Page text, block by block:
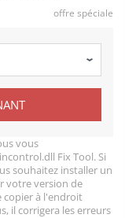
offre spéciale
vous
Fix Tool. Si
souhaitez installer un
votre version de
copier à l'endroit
il corrigera les erreurs